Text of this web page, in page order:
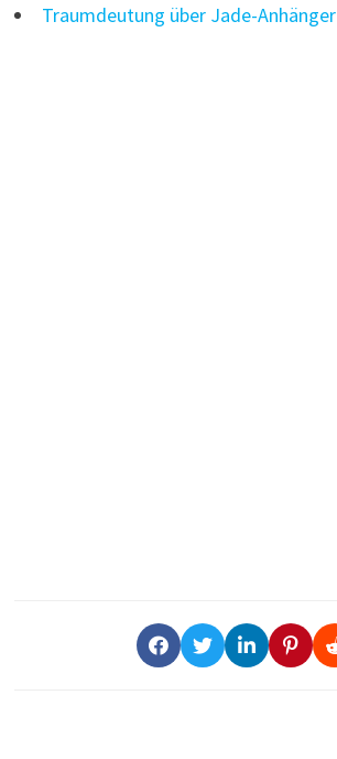
Traumdeutung über Jade-Anhänger